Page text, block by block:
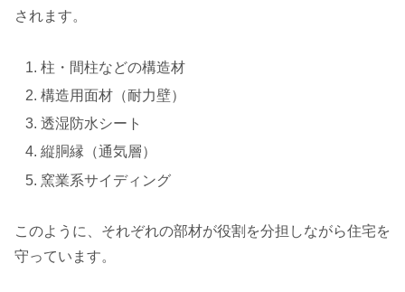
されます。
柱・間柱などの構造材
構造用面材（耐力壁）
透湿防水シート
縦胴縁（通気層）
窯業系サイディング
このように、それぞれの部材が役割を分担しながら住宅を
守っています。